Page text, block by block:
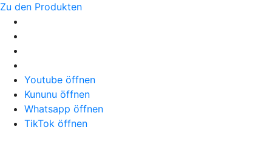
Zu den Produkten
Youtube öffnen
Kununu öffnen
Whatsapp öffnen
TikTok öffnen